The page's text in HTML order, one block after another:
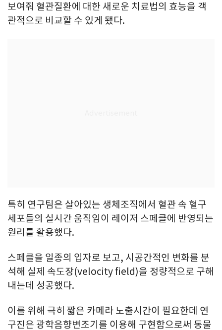
보여줘 혈관질환에 대한 새로운 치료법의 효능을 객
관적으로 비교할 수 있게 됐다.
특히 연구팀은 살아있는 생체조직에서 혈관 속 혈구
세포들의 실시간 움직임이 레이저 스페클에 반영되는
원리를 활용했다.
스페클을 일종의 입자로 보고, 시공간적인 변화를 분
석해 실제 속도장(velocity field)을 정량적으로 구해
내는데 성공했다.
이를 위해 극히 짧은 카메라 노출시간이 필요한데 연
구진은 광학음향변조기를 이용해 구현함으로써 동물